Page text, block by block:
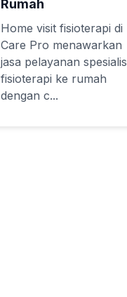
Rumah
Home visit fisioterapi di
Care Pro menawarkan
jasa pelayanan spesialis
fisioterapi ke rumah
dengan c...